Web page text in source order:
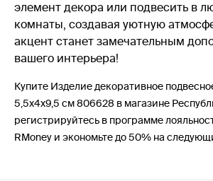
элемент декора или подвесить в
комнаты, создавая уютную
акцент станет замечательным
вашего интерьера!
Купите Изделие декоративное
5,5х4х9,5 см 806628 в магазине
регистрируйтесь в программе
RMoney и экономьте до 50% на